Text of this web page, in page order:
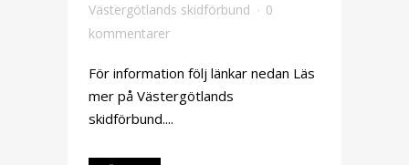
Västergötlands skidförbund
0
kommentarer
För information följ länkar nedan Läs
mer på Västergötlands
skidförbund....